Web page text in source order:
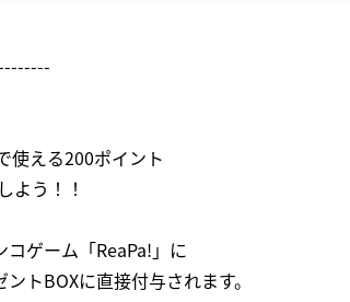
使える200ポイント
よう！！
ゲーム「ReaPa!」に
トBOXに直接付与されます。